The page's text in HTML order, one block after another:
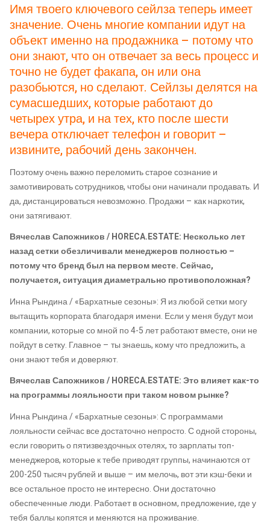
Имя твоего ключевого сейлза теперь имеет
значение. Очень многие компании идут на
объект именно на продажника – потому что
они знают, что он отвечает за весь процесс и
точно не будет факапа, он или она
разобьются, но сделают. Сейлзы делятся на
сумасшедших, которые работают до
четырех утра, и на тех, кто после шести
вечера отключает телефон и говорит –
извините, рабочий день закончен.
Поэтому очень важно переломить старое сознание и
замотивировать сотрудников, чтобы они начинали продавать. И
да, дистанцироваться невозможно. Продажи – как наркотик,
они затягивают.
Вячеслав Сапожников / HORECA.ESTATE: Несколько лет
назад сетки обезличивали менеджеров полностью –
потому что бренд был на первом месте. Сейчас,
получается, ситуация диаметрально противоположная?
Инна Рындина / «Бархатные сезоны»: Я из любой сетки могу
вытащить корпората благодаря имени. Если у меня будут мои
компании, которые со мной по 4-5 лет работают вместе, они не
пойдут в сетку. Главное – ты знаешь, кому что предложить, а
они знают тебя и доверяют.
Вячеслав Сапожников / HORECA.ESTATE: Это влияет как-то
на программы лояльности при таком новом рынке?
Инна Рындина / «Бархатные сезоны»: С программами
лояльности сейчас все достаточно непросто. С одной стороны,
если говорить о пятизвездочных отелях, то зарплаты топ-
менеджеров, которые к тебе приводят группы, начинаются от
200-250 тысяч рублей и выше – им мелочь, вот эти кэш-беки и
все остальное просто не интересно. Они достаточно
обеспеченные люди. Работает в основном, предложение, где у
тебя баллы копятся и меняются на проживание.